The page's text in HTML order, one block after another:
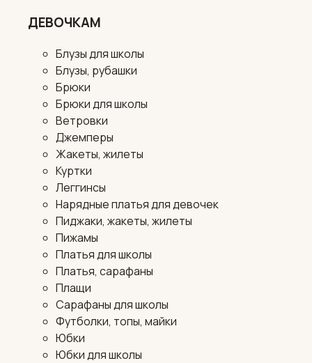
ДЕВОЧКАМ
Блузы для школы
Блузы, рубашки
Брюки
Брюки для школы
Ветровки
Джемперы
Жакеты, жилеты
Куртки
Леггинсы
Нарядные платья для девочек
Пиджаки, жакеты, жилеты
Пижамы
Платья для школы
Платья, сарафаны
Плащи
Сарафаны для школы
Футболки, топы, майки
Юбки
Юбки для школы